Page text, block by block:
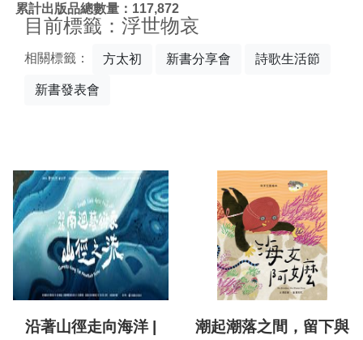
累計出版品總數量：117,872
目前標籤：浮世物哀
相關標籤： 方太初 新書分享會 詩歌生活節
新書發表會
沿著山徑走向海洋 |
潮起潮落之間，留下與